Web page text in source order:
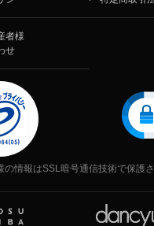
者様
せ
の情報はSSL暗号通信技術で保護